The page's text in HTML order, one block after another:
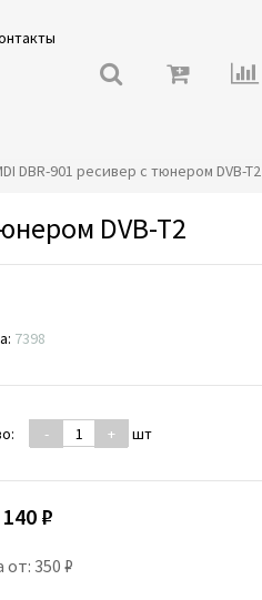
DBR-901 ресивер с тюнером DVB-T2
DVB-T2
7398
- + шт
₽
350 ₽